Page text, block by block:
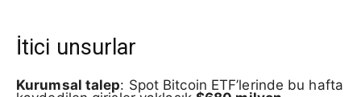
İtici unsurlar
Kurumsal talep: Spot Bitcoin ETF’lerinde bu hafta